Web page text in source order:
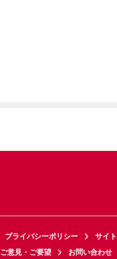
プライバシーポリシー サイ
ご意見・ご要望 お問い合わせ